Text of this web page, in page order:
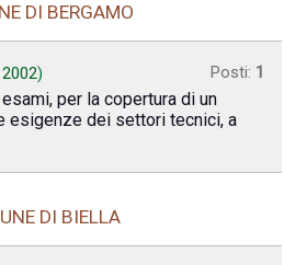
DI BERGAMO
) Posti: 1
per la copertura di un
esigenze dei settori tecnici, a
DI BIELLA